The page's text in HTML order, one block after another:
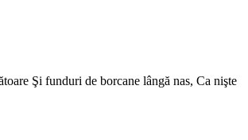
Şi funduri de borcane lângă nas, Ca nişte